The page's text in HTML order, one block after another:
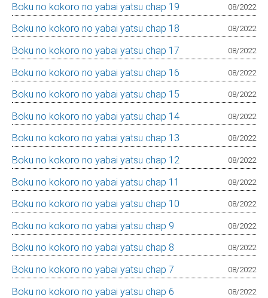
Boku no kokoro no yabai yatsu chap 19 08/2022
Boku no kokoro no yabai yatsu chap 18 08/2022
Boku no kokoro no yabai yatsu chap 17 08/2022
Boku no kokoro no yabai yatsu chap 16 08/2022
Boku no kokoro no yabai yatsu chap 15 08/2022
Boku no kokoro no yabai yatsu chap 14 08/2022
Boku no kokoro no yabai yatsu chap 13 08/2022
Boku no kokoro no yabai yatsu chap 12 08/2022
Boku no kokoro no yabai yatsu chap 11 08/2022
Boku no kokoro no yabai yatsu chap 10 08/2022
Boku no kokoro no yabai yatsu chap 9 08/2022
Boku no kokoro no yabai yatsu chap 8 08/2022
Boku no kokoro no yabai yatsu chap 7 08/2022
Boku no kokoro no yabai yatsu chap 6 08/2022